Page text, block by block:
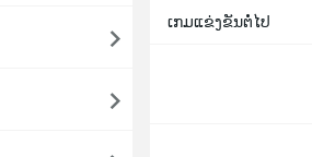
ເກມແຂ່ງຂັນຕໍ່ໄປ